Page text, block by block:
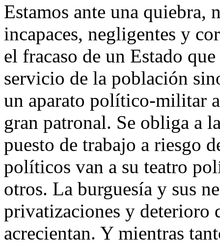
Estamos ante una quiebra,
incapaces, negligentes y
el fracaso de un Estado
servicio de la población
un aparato político-militar
gran patronal. Se obliga a
puesto de trabajo a riesgo
políticos van a su teatro
otros. La burguesía y sus
privatizaciones y deterioro
acrecientan. Y mientras